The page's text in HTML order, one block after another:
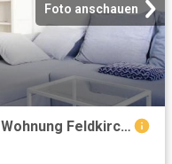
Foto anschauen
Zu Vermieten 1 Schlafzimmer Wohnung Feldkirch AUT DS102251275